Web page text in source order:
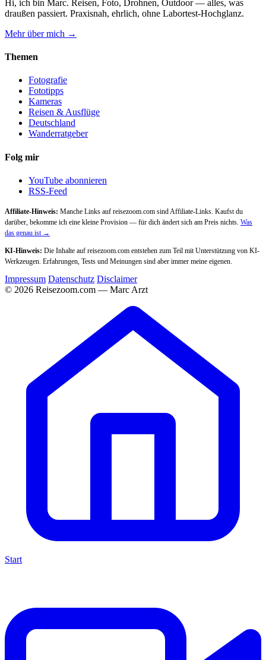
Hi, ich bin Marc. Reisen, Foto, Drohnen, Outdoor — alles, was
draußen passiert. Praxisnah, ehrlich, ohne Labortest-Hochglanz.
Mehr über mich →
Themen
Fotografie
Fototipps
Kameras
Reisen & Ausflüge
Deutschland
Wanderratgeber
Folg mir
YouTube abonnieren
RSS-Feed
Affiliate-Hinweis: Manche Links auf reisezoom.com sind Affiliate-Links. Kaufst du
darüber, bekomme ich eine kleine Provision — für dich ändert sich am Preis nichts. Was
das genau ist →
KI-Hinweis: Die Inhalte auf reisezoom.com entstehen zum Teil mit Unterstützung von KI-
Werkzeugen. Erfahrungen, Tests und Meinungen sind aber immer meine eigenen.
Impressum Datenschutz Disclaimer
© 2026 Reisezoom.com — Marc Arzt
Start